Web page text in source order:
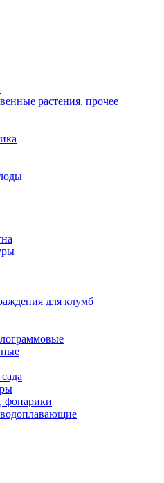
растения, прочее
для клумб
фонарики